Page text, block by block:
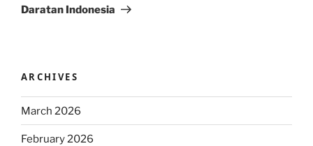
Daratan Indonesia
ARCHIVES
March 2026
February 2026